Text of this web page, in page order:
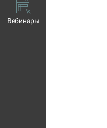
Вебинары